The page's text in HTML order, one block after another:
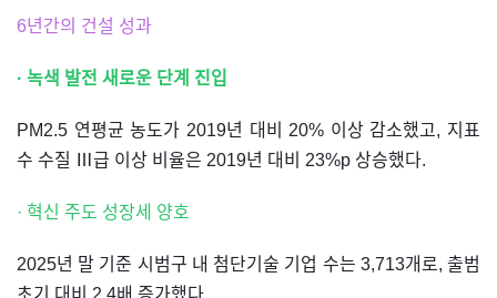
6년간의 건설 성과
· 녹색 발전 새로운 단계 진입
PM2.5 연평균 농도가 2019년 대비 20% 이상 감소했고, 지표
수 수질 Ⅲ급 이상 비율은 2019년 대비 23%p 상승했다.
· 혁신 주도 성장세 양호
2025년 말 기준 시범구 내 첨단기술 기업 수는 3,713개로, 출범
초기 대비 2.4배 증가했다.